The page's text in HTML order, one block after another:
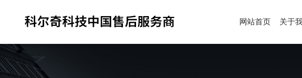
网站首页 关于